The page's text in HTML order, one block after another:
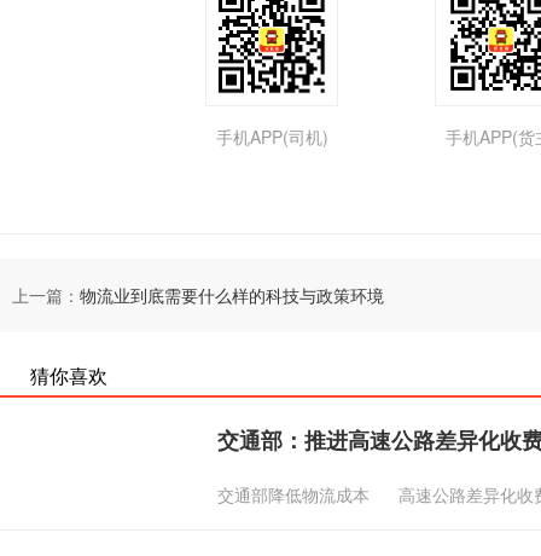
手机APP(司机) 手机APP(货
上一篇： 物流业到底需要什么样的科技与政策环境
猜你喜欢
交通部：推进高速公路差异化收
交通部降低物流成本 高速公路差异化收